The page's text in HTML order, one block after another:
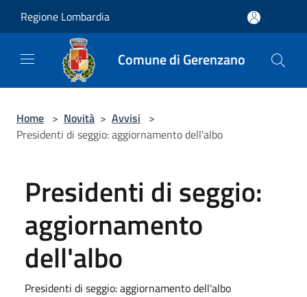
Regione Lombardia
Comune di Gerenzano
Home > Novità > Avvisi >
Presidenti di seggio: aggiornamento dell'albo
Presidenti di seggio:
aggiornamento
dell'albo
Presidenti di seggio: aggiornamento dell'albo